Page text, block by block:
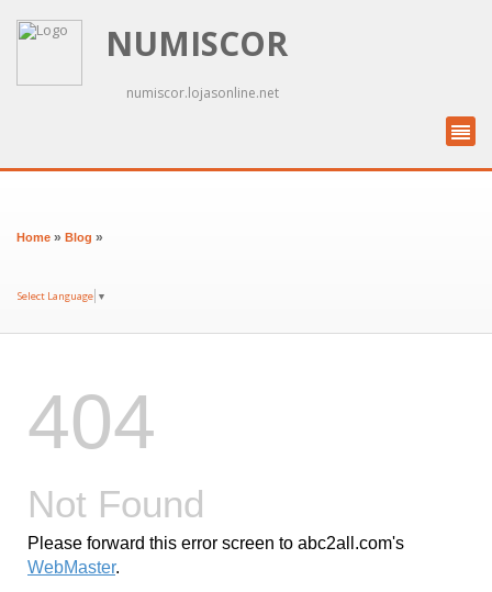
NUMISCOR
numiscor.lojasonline.net
Home » Blog »
Select Language ▼